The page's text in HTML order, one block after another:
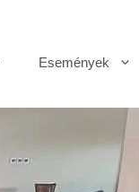
Események